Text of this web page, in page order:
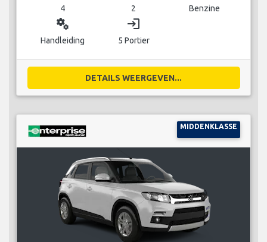
4 2 Benzine
miscellaneous_services
Handleiding
login
5 Portier
DETAILS WEERGEVEN...
MIDDENKLASSE